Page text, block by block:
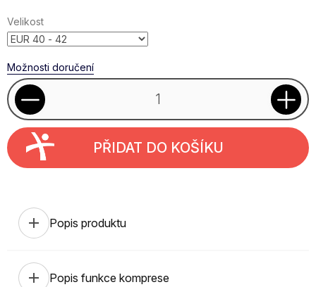
Velikost
Možnosti doručení
PŘIDAT DO KOŠÍKU
add Popis produktu
add Popis funkce komprese